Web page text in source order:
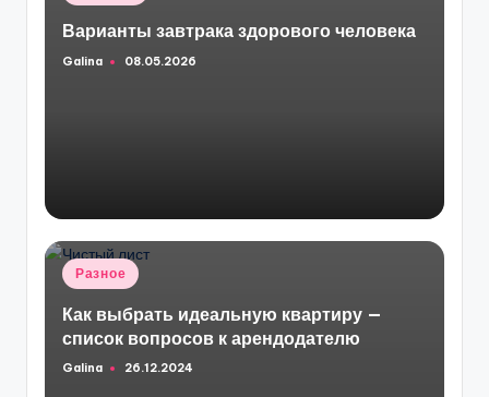
Варианты завтрака здорового человека
Запись
Galina 08.05.2026
Опубликовано
Разное
Как выбрать идеальную квартиру —
список вопросов к арендодателю
Запись
Galina 26.12.2024